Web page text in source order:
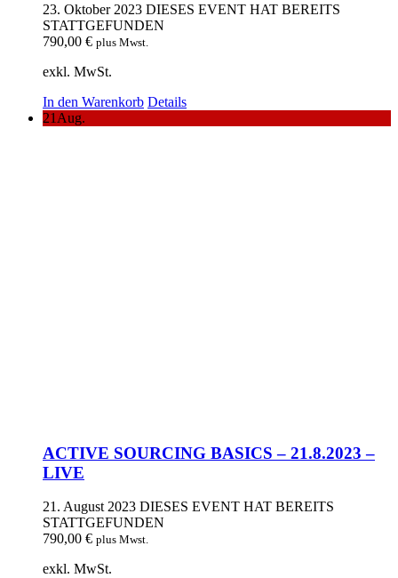
23. Oktober 2023 DIESES EVENT HAT BEREITS
STATTGEFUNDEN
790,00 € plus Mwst.
exkl. MwSt.
In den Warenkorb Details
21 Aug.
ACTIVE SOURCING BASICS – 21.8.2023 –
LIVE
21. August 2023 DIESES EVENT HAT BEREITS
STATTGEFUNDEN
790,00 € plus Mwst.
exkl. MwSt.